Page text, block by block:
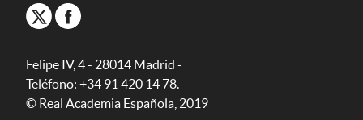
Felipe IV, 4 - 28014 Madrid -
Teléfono: +34 91 420 14 78.
© Real Academia Española, 2019